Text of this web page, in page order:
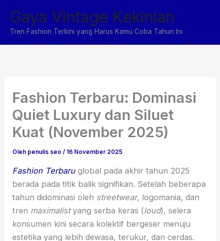
konten
Gaya Vintage Kekinian
Tren Fashion Terkini yang Harus Kamu Coba Tahun Ini
Fashion Terbaru: Dominasi
Quiet Luxury dan Siluet
Kuat (November 2025)
Oleh penulis seo/ 16 November 2025
Fashion Terbaruglobal pada akhir tahun 2025
berada pada titik balik signifikan. Setelah beberapa
tahun didominasi oleh streetwear, logomania, dan
tren maximalistyang serba keras (loud), selera
konsumen kini secara kolektif bergeser menuju
estetika yang lebih dewasa, terukur, dan cerdas.